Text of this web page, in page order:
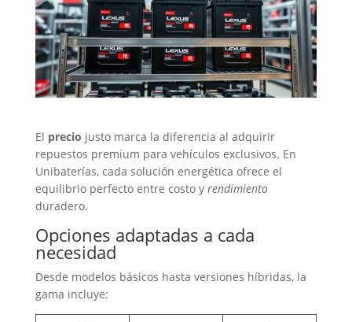
El precio justo marca la diferencia al adquirir
repuestos premium para vehículos exclusivos. En
Unibaterías, cada solución energética ofrece el
equilibrio perfecto entre costo y rendimiento
duradero.
Opciones adaptadas a cada
necesidad
Desde modelos básicos hasta versiones híbridas, la
gama incluye: